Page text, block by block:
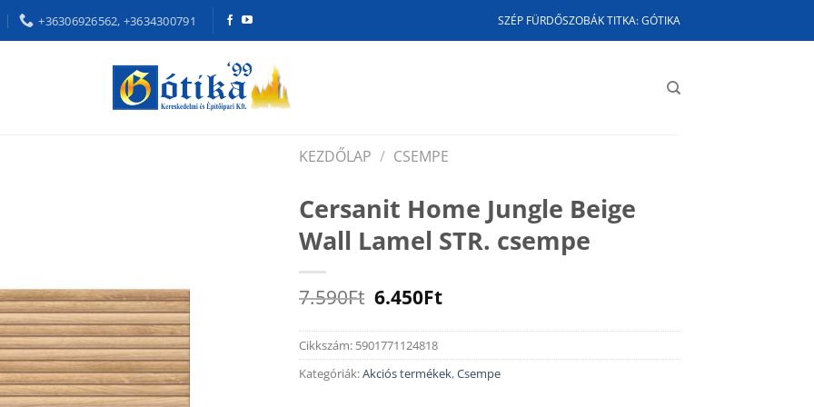
+36306926562, +3634300791 SZÉP FÜRDŐSZOBÁK TITKA: GÓTIKA
KEZDŐLAP / CSEMPE
Cersanit Home Jungle Beige
Wall Lamel STR. csempe
7.590Ft Original
was:
7.590Ft.
6.450FtCurrent
is:
Cikkszám: 5901771124818
Kategóriák:Akciós termékek,Csempe